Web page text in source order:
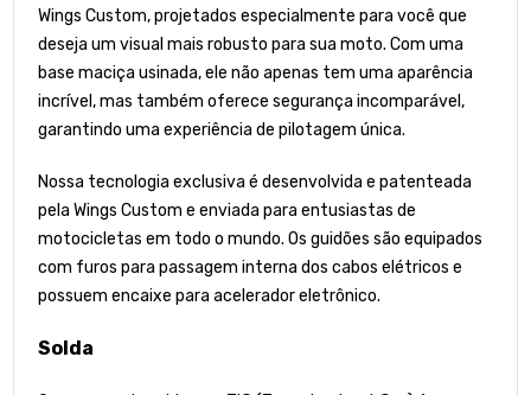
Wings Custom, projetados especialmente para você que
deseja um visual mais robusto para sua moto. Com uma
base maciça usinada, ele não apenas tem uma aparência
incrível, mas também oferece segurança incomparável,
garantindo uma experiência de pilotagem única.
Nossa tecnologia exclusiva é desenvolvida e patenteada
pela Wings Custom e enviada para entusiastas de
motocicletas em todo o mundo. Os guidões são equipados
com furos para passagem interna dos cabos elétricos e
possuem encaixe para acelerador eletrônico.
Solda